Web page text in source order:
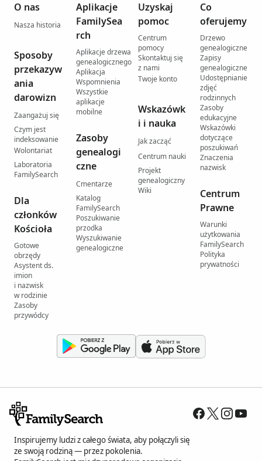
O nas
Nasza historia
Sposoby
przekazyw
ania
darowizn
Zaangażuj się
Czym jest
indeksowanie
Wolontariat
Laboratoria
FamilySearch
Dla
członków
Kościoła
Gotowe
obrzędy
Asystent ds.
imion
i nazwisk
w rodzinie
Zasoby
przywódcy
Aplikacje
FamilySea
rch
Aplikacje drzewa
genealogicznego
Aplikacja
Wspomnienia
Wszystkie
aplikacje
mobilne
Zasoby
genealogi
czne
Cmentarze
Katalog
FamilySearch
Poszukiwanie
przodka
Wyszukiwanie
genealogiczne
Uzyskaj
pomoc
Centrum
pomocy
Skontaktuj się
z nami
Twoje konto
Wskazówk
i i nauka
Jak zacząć
Centrum nauki
Projekt
genealogiczny
Wiki
Co
oferujemy
Drzewo
genealogiczne
Zapisy
genealogiczne
Udostępnianie
zdjęć
rodzinnych
Zasoby
edukacyjne
Wskazówki
dotyczące
poszukiwań
Znaczenia
nazwisk
Centrum
Prawne
Warunki
użytkowania
FamilySearch
Polityka
prywatności
Inspirujemy ludzi z całego świata, aby połączyli się
ze swoją rodziną — przez pokolenia.